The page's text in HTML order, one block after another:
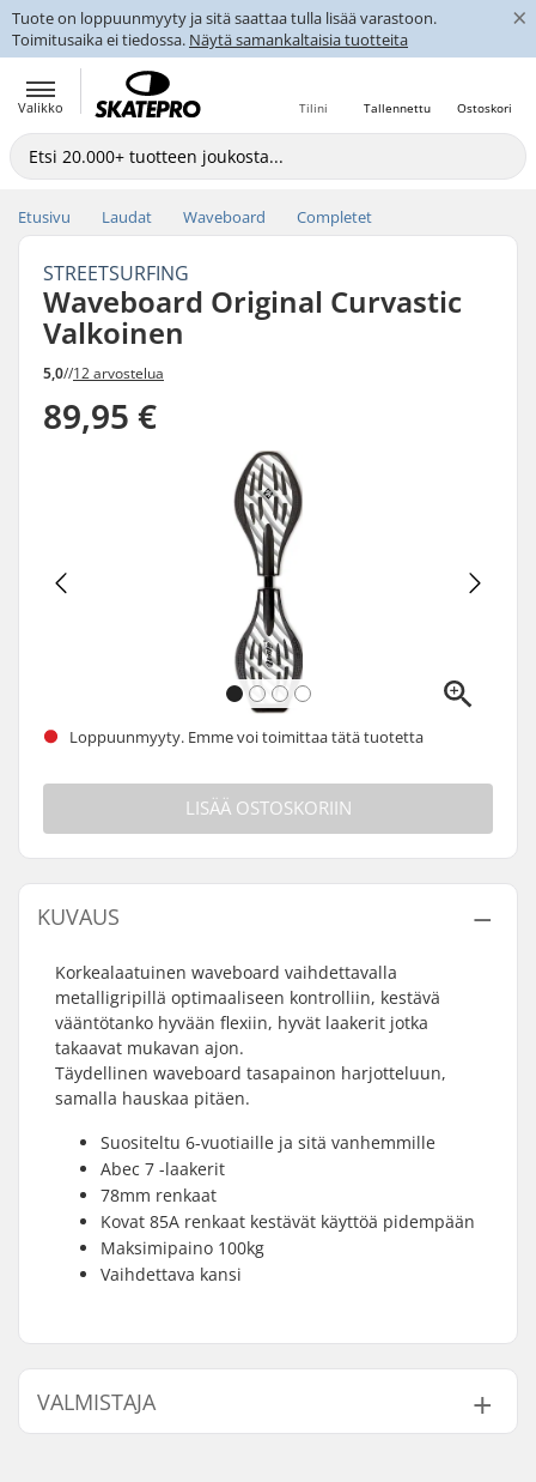
Tuote on loppuunmyyty ja sitä saattaa tulla lisää varastoon.
Toimitusaika ei tiedossa. Näytä samankaltaisia tuotteita
×
Valikko Ostoskori
Tallennettu
Tilini
Etusivu Laudat Waveboard Completet
STREETSURFING
Waveboard Original Curvastic
Valkoinen
5,0//12 arvostelua
89,95 €
Loppuunmyyty. Emme voi toimittaa tätä tuotetta
LISÄÄ OSTOSKORIIN
KUVAUS
Korkealaatuinen waveboard vaihdettavalla
metalligripillä optimaaliseen kontrolliin, kestävä
vääntötanko hyvään flexiin, hyvät laakerit jotka
takaavat mukavan ajon.
Täydellinen waveboard tasapainon harjotteluun,
samalla hauskaa pitäen.
Suositeltu 6-vuotiaille ja sitä vanhemmille
Abec 7 -laakerit
78mm renkaat
Kovat 85A renkaat kestävät käyttöä pidempään
Maksimipaino 100kg
Vaihdettava kansi
VALMISTAJA